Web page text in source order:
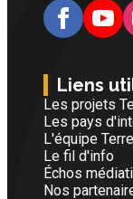
Liens
Les projets
Les pays
L'équipe
Le fil d'info
Échos
Nos